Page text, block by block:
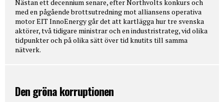
Nästan ett decennium senare, efter Northvolts konkurs och
med en pågående brottsutredning mot alliansens operativa
motor EIT InnoEnergy går det att kartlägga hur tre svenska
aktörer, två tidigare ministrar och en industristrateg, vid olika
tidpunkter och på olika sätt över tid knutits till samma
nätverk.
Den gröna korruptionen